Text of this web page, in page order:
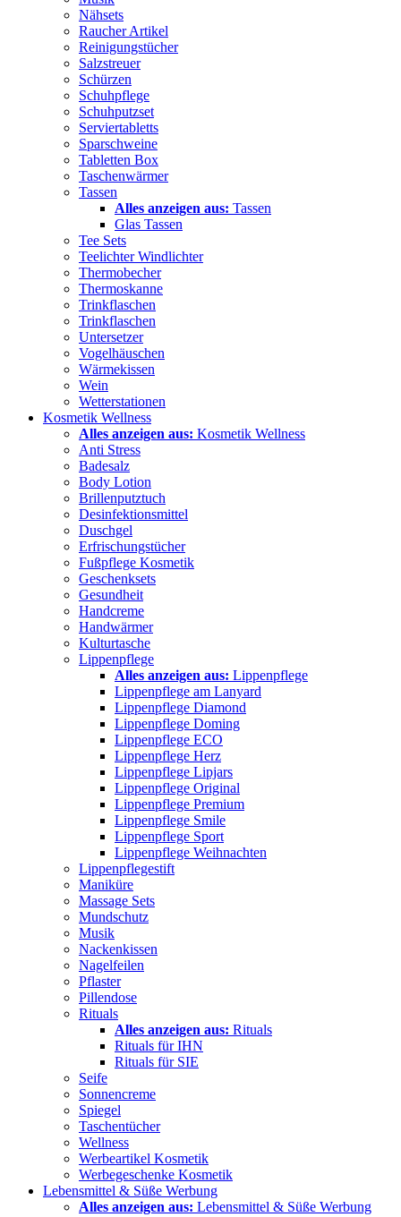
Nähsets
Raucher Artikel
Reinigungstücher
Salzstreuer
Schürzen
Schuhpflege
Schuhputzset
Serviertabletts
Sparschweine
Tabletten Box
Taschenwärmer
Tassen
Alles anzeigen aus: Tassen
Glas Tassen
Tee Sets
Teelichter Windlichter
Thermobecher
Thermoskanne
Trinkflaschen
Trinkflaschen
Untersetzer
Vogelhäuschen
Wärmekissen
Wein
Wetterstationen
Kosmetik Wellness
Alles anzeigen aus: Kosmetik Wellness
Anti Stress
Badesalz
Body Lotion
Brillenputztuch
Desinfektionsmittel
Duschgel
Erfrischungstücher
Fußpflege Kosmetik
Geschenksets
Gesundheit
Handcreme
Handwärmer
Kulturtasche
Lippenpflege
Alles anzeigen aus: Lippenpflege
Lippenpflege am Lanyard
Lippenpflege Diamond
Lippenpflege Doming
Lippenpflege ECO
Lippenpflege Herz
Lippenpflege Lipjars
Lippenpflege Original
Lippenpflege Premium
Lippenpflege Smile
Lippenpflege Sport
Lippenpflege Weihnachten
Lippenpflegestift
Maniküre
Massage Sets
Mundschutz
Musik
Nackenkissen
Nagelfeilen
Pflaster
Pillendose
Rituals
Alles anzeigen aus: Rituals
Rituals für IHN
Rituals für SIE
Seife
Sonnencreme
Spiegel
Taschentücher
Wellness
Werbeartikel Kosmetik
Werbegeschenke Kosmetik
Lebensmittel & Süße Werbung
Alles anzeigen aus: Lebensmittel & Süße Werbung